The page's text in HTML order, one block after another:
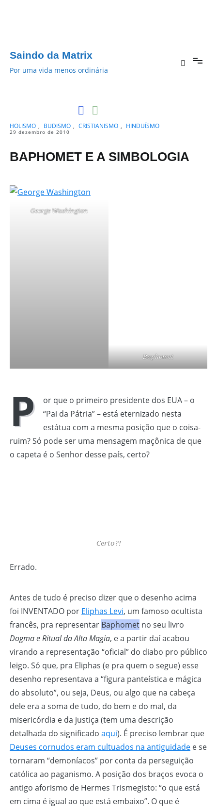
Saindo da Matrix
Por uma vida menos ordinária
HOLISMO , BUDISMO , CRISTIANISMO , HINDUÍSMO
29 dezembro de 2010
BAPHOMET E A SIMBOLOGIA
George Washington
Baphomet
P
or que o primeiro presidente dos EUA – o
“Pai da Pátria” – está eternizado nesta
estátua com a mesma posição que o coisa-
ruim? Só pode ser uma mensagem maçônica de que
o capeta é o Senhor desse país, certo?
Certo?!
Errado.
Antes de tudo é preciso dizer que o desenho acima
foi INVENTADO por Eliphas Levi, um famoso ocultista
francês, pra representar Baphomet no seu livro
Dogma e Ritual da Alta Magia, e a partir daí acabou
virando a representação “oficial” do diabo pro público
leigo. Só que, pra Eliphas (e pra quem o segue) esse
desenho representava a “figura panteística e mágica
do absoluto”, ou seja, Deus, ou algo que na cabeça
dele era a soma de tudo, do bem e do mal, da
misericórdia e da justiça (tem uma descrição
detalhada do significado aqui). É preciso lembrar que
Deuses cornudos eram cultuados na antiguidade e se
tornaram “demoníacos” por conta da perseguição
católica ao paganismo. A posição dos braços evoca o
antigo aforismo de Hermes Trismegisto: “o que está
em cima é igual ao que está embaixo”. O que é